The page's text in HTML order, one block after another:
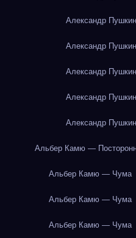
Александр
Александр
Александр
Александр
Александр
Альбер Камю —
Альбер Камю — Чума
Альбер Камю — Чума
Альбер Камю — Чума